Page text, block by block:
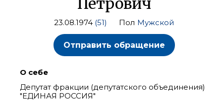
23.08.1974 (51) Пол Мужской
Отправить обращение
О себе
Депутат фракции (депутатского объединения)
"ЕДИНАЯ РОССИЯ"